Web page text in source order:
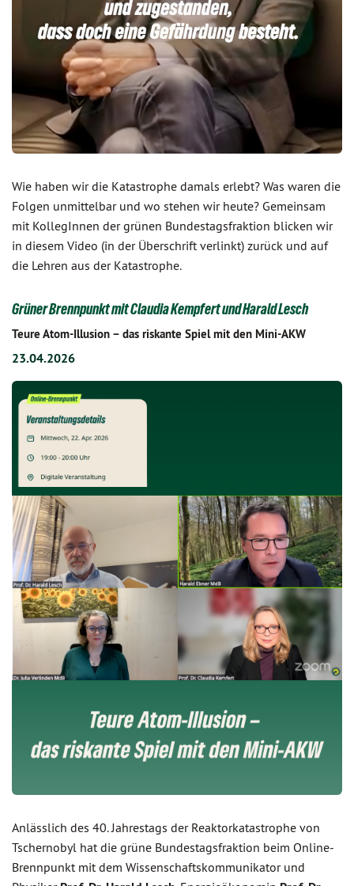
Wie haben wir die Katastrophe damals erlebt? Was waren die
Folgen unmittelbar und wo stehen wir heute? Gemeinsam
mit KollegInnen der grünen Bundestagsfraktion blicken wir
in diesem Video (in der Überschrift verlinkt) zurück und auf
die Lehren aus der Katastrophe.
Grüner Brennpunkt mit Claudia Kempfert und Harald Lesch
Teure Atom-Illusion – das riskante Spiel mit den Mini-AKW
23.04.2026
Anlässlich des 40. Jahrestags der Reaktorkatastrophe von
Tschernobyl hat die grüne Bundestagsfraktion beim Online-
Brennpunkt mit dem Wissenschaftskommunikator und